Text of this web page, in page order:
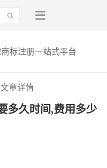
标注册一站式平台
章详情
多久时间,费用多少